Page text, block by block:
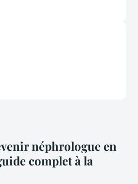
néphrologue en
complet à la